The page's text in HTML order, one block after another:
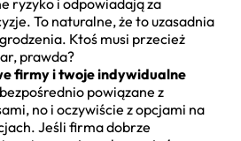
To naturalne, że to uzasadnia
Ktoś musi przecież
prawda?
firmy i twoje indywidualne
powiązane z
no i oczywiście z opcjami na
Jeśli firma dobrze